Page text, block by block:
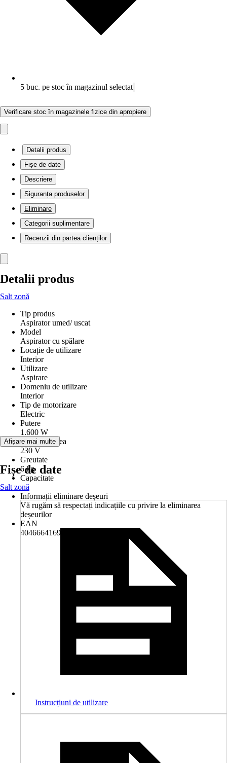
5 buc. pe stoc în magazinul selectat
Verificare stoc în magazinele fizice din apropiere
Detalii produs
Fișe de date
Descriere
Siguranța produselor
Eliminare
Categorii suplimentare
Recenzii din partea clienților
Detalii produs
Salt zonă
Tip produs
Aspirator umed/ uscat
Model
Aspirator cu spălare
Locație de utilizare
Interior
Utilizare
Aspirare
Domeniu de utilizare
Interior
Tip de motorizare
Electric
Putere
1.600 W
Tensiune reţea
230 V
Greutate
6 kg
Capacitate
-
Informații eliminare deșeuri
Vă rugăm să respectați indicațiile cu privire la eliminarea
deșeurilor
EAN
4046664169277
Afișare mai multe
Fișe de date
Salt zonă
Instrucțiuni de utilizare